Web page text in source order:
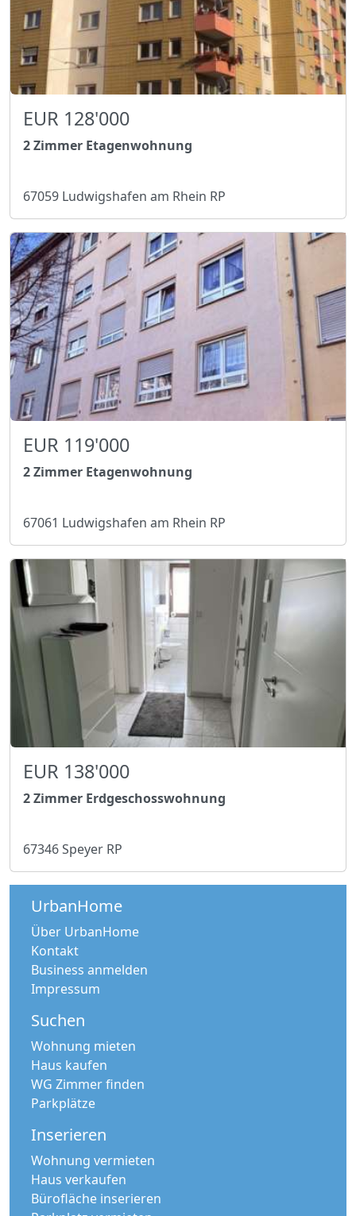
EUR 128'000
2 Zimmer Etagenwohnung
67059 Ludwigshafen am Rhein RP
EUR 119'000
2 Zimmer Etagenwohnung
67061 Ludwigshafen am Rhein RP
EUR 138'000
2 Zimmer Erdgeschosswohnung
67346 Speyer RP
UrbanHome
Über UrbanHome
Kontakt
Business anmelden
Impressum
Suchen
Wohnung mieten
Haus kaufen
WG Zimmer finden
Parkplätze
Inserieren
Wohnung vermieten
Haus verkaufen
Bürofläche inserieren